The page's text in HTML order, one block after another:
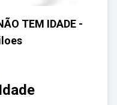
TEM IDADE -